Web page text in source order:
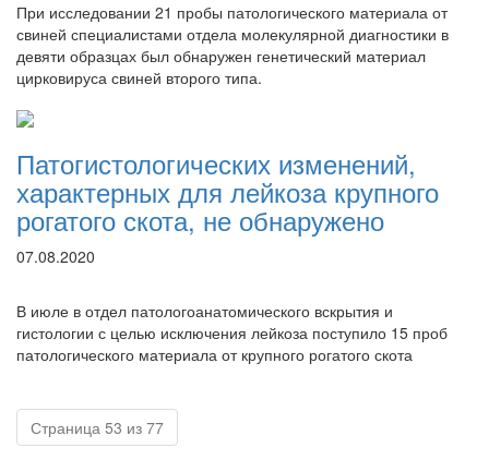
При исследовании 21 пробы патологического материала от
свиней специалистами отдела молекулярной диагностики в
девяти образцах был обнаружен генетический материал
цирковируса свиней второго типа.
Патогистологических изменений,
характерных для лейкоза крупного
рогатого скота, не обнаружено
07.08.2020
В июле в отдел патологоанатомического вскрытия и
гистологии с целью исключения лейкоза поступило 15 проб
патологического материала от крупного рогатого скота
Страница 53 из 77